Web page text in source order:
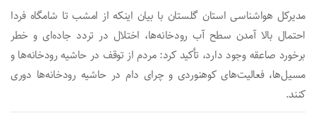
مدیرکل هواشناسی استان گلستان با بیان اینکه از امشب تا شامگاه فردا
احتمال بالا آمدن سطح آب رودخانه‌ها، اختلال در تردد جاده‌ای و خطر
برخورد صاعقه وجود دارد، تأکید کرد: مردم از توقف در حاشیه رودخانه‌ها و
مسیل‌ها، فعالیت‌های کوهنوردی و چرای دام در حاشیه رودخانه‌ها دوری
کنند.